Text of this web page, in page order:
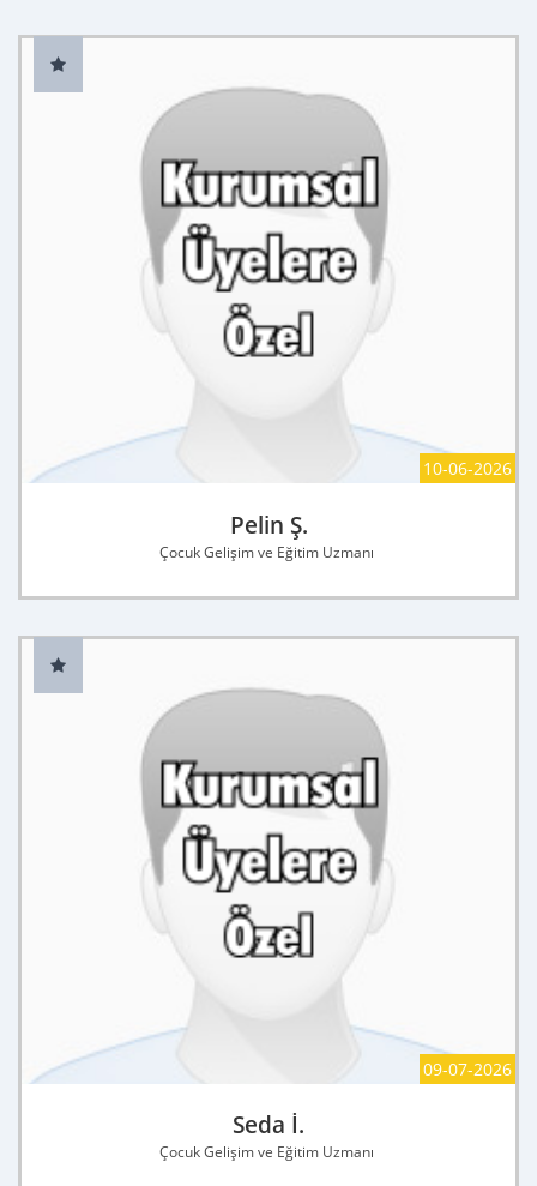
10-06-2026
Pelin Ş.
Çocuk Gelişim ve Eğitim Uzmanı
09-07-2026
Seda İ.
Çocuk Gelişim ve Eğitim Uzmanı